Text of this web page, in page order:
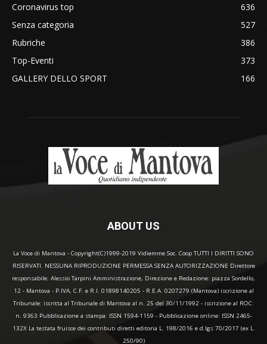
Coronavirus top
636
Senza categoria
527
Rubriche
386
Top-Eventi
373
GALLERY DELLO SPORT
166
ABOUT US
La Voce di Mantova - Copyright(C)1999-2019 Vidiemme Soc. Coop TUTTI I DIRITTI SONO
RISERVATI. NESSUNA RIPRODUZIONE PERMESSA SENZA AUTORIZZAZIONE Direttore
responsabile: Alessio Tarpini Amministrazione, Direzione e Redazione: piazza Sordello,
12 - Mantova - P.IVA, C.F. e R.I. 01898140205 - R.E.A. 0207279 (Mantova) iscrizione al
Tribunale: iscritta al Tribunale di Mantova al n. 25 del 30/11/1992 - iscrizione al ROC:
n. 9363 Pubblicazione a stampa: ISSN 1594-1159 - Pubblicazione online: ISSN 2465-
132X La testata fruisce dei contributi diretti editoria L. 198/2016 e d.lgs 70/2017 (ex L.
250/90)